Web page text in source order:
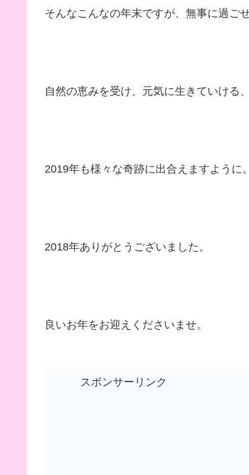
そんなこんなの年末ですが、無事に過ご
自然の恵みを受け、元気に生きていける
2019年も様々な奇跡に出合えますように。
2018年ありがとうございました。
良いお年をお迎えくださいませ。
スポンサーリンク